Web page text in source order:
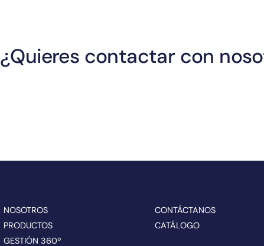
¿Quieres contactar con
NOSOTROS
PRODUCTOS
GESTIÓN 360º
CONTÁCTANOS
CATÁLOGO